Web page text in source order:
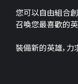
您可以自由組合創
召喚您最喜歡的英
裝備新的英雄，力